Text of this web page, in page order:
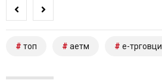
топ аетм е-трговци